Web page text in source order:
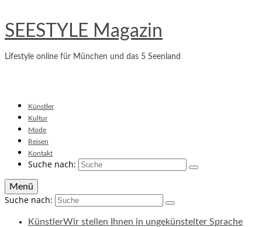
SEESTYLE Magazin
Lifestyle online für München und das 5 Seenland
Künstler
Kultur
Mode
Reisen
Kontakt
Suche nach:
Menü
Suche nach:
KünstlerWir stellen Ihnen in ungekünstelter Sprache